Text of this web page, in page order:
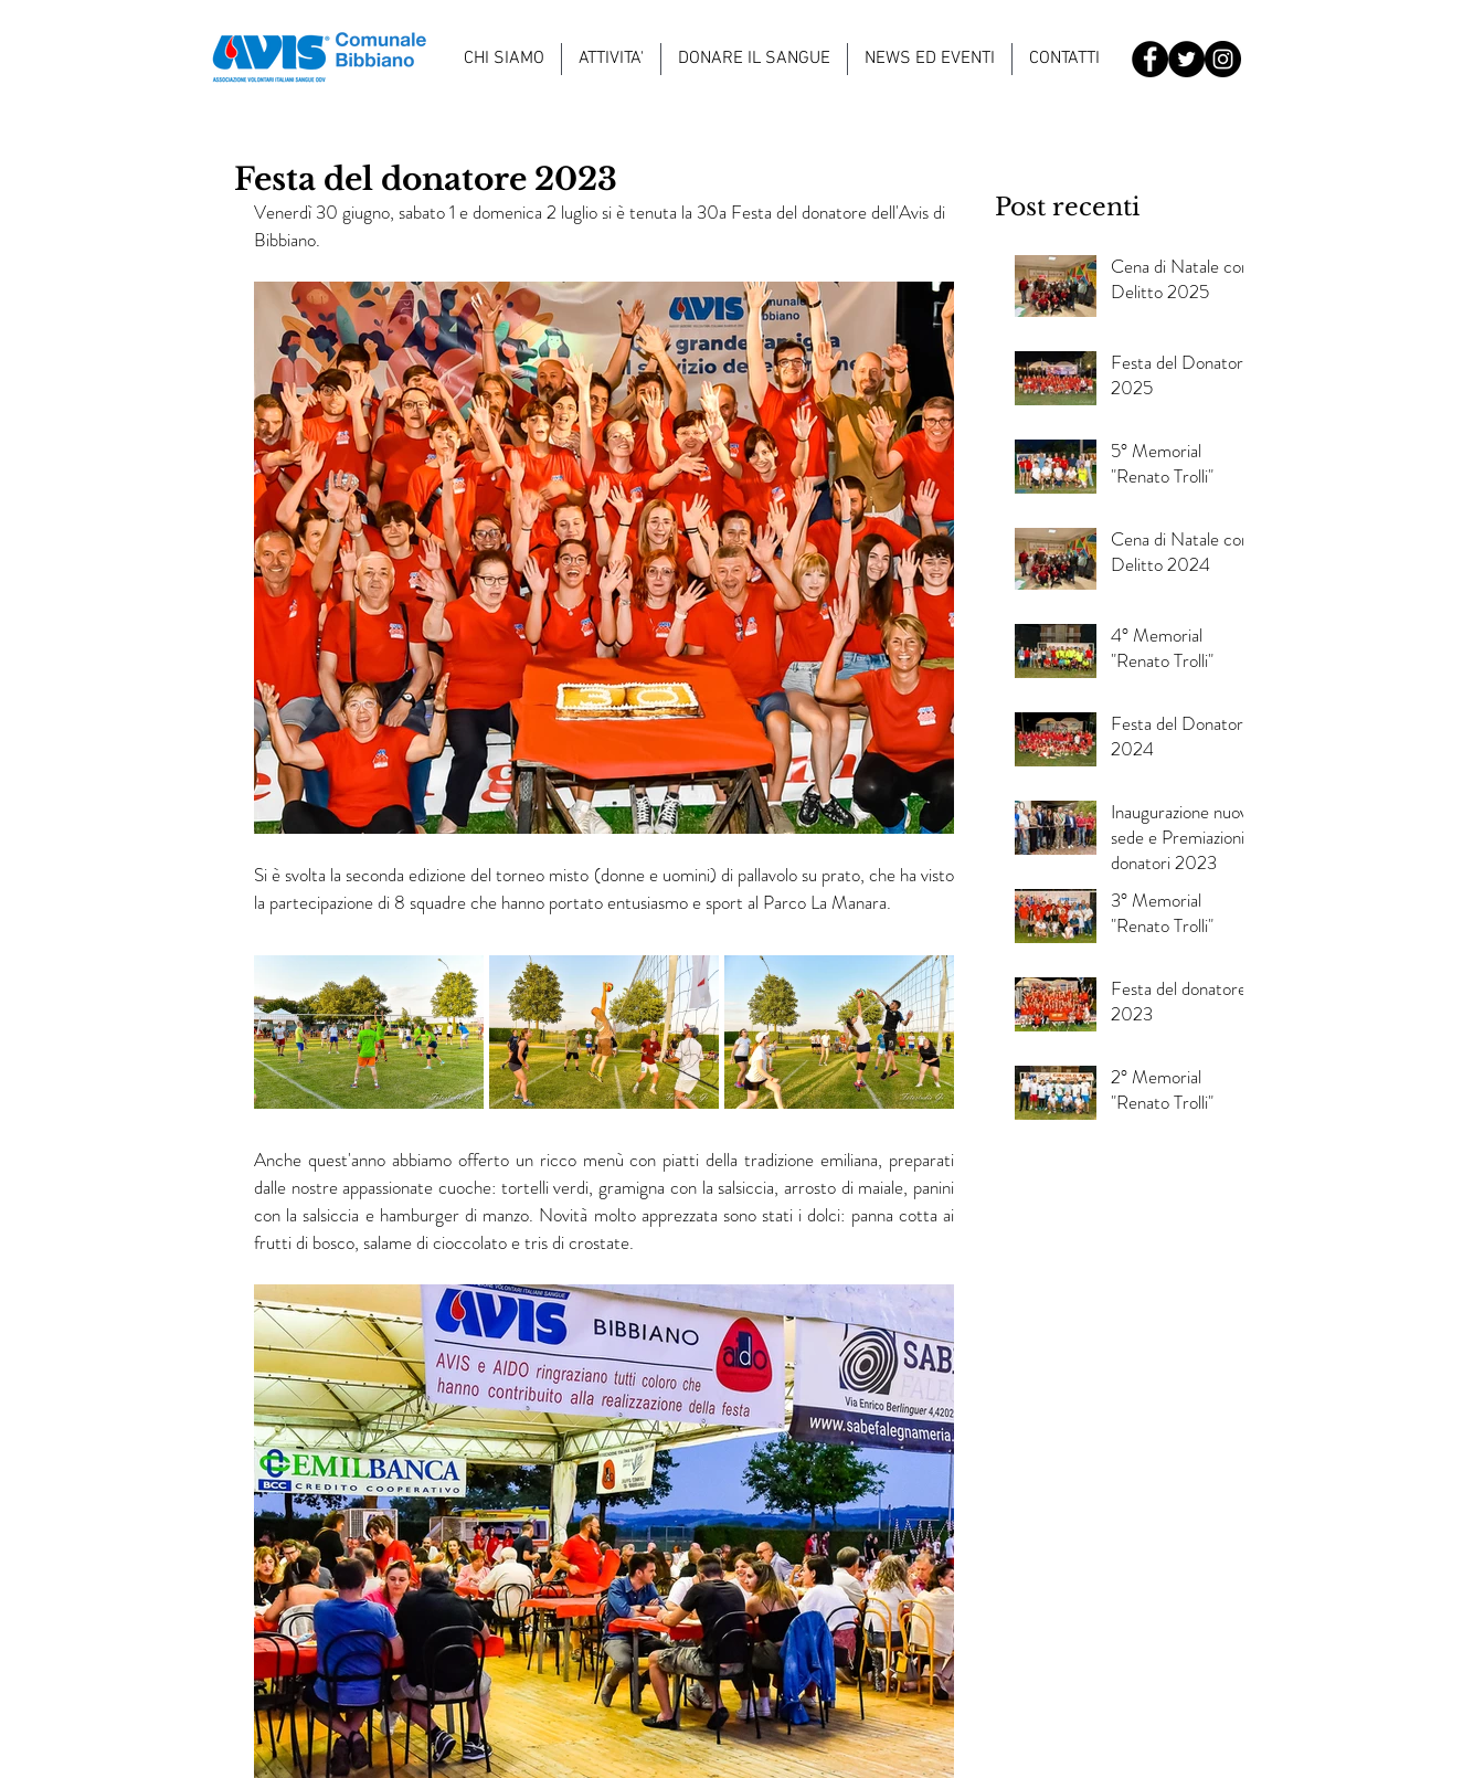
CHI SIAMO ATTIVITA' DONARE IL SANGUE NEWS ED EVENTI CONTATTI
Festa del donatore 2023
Venerdì 30 giugno, sabato 1 e domenica 2 luglio si è tenuta la 30a Festa del donatore dell'Avis di
Bibbiano.
Si è svolta la seconda edizione del torneo misto (donne e uomini) di pallavolo su prato, che ha visto
la partecipazione di 8 squadre che hanno portato entusiasmo e sport al Parco La Manara.
Anche quest'anno abbiamo offerto un ricco menù con piatti della tradizione emiliana, preparati
dalle nostre appassionate cuoche: tortelli verdi, gramigna con la salsiccia, arrosto di maiale, panini
con la salsiccia e hamburger di manzo. Novità molto apprezzata sono stati i dolci: panna cotta ai
frutti di bosco, salame di cioccolato e tris di crostate.
Post recenti
Cena di Natale con
Delitto 2025
Festa del Donatore
2025
5° Memorial
"Renato Trolli"
Cena di Natale con
Delitto 2024
4° Memorial
"Renato Trolli"
Festa del Donatore
2024
Inaugurazione nuova
sede e Premiazioni
donatori 2023
3° Memorial
"Renato Trolli"
Festa del donatore
2023
2° Memorial
"Renato Trolli"